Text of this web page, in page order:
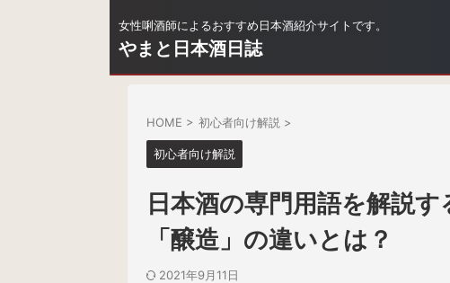
女性唎酒師によるおすすめ日本酒紹介サイトです。
やまと日本酒日誌
HOME > 初心者向け解説 >
初心者向け解説
日本酒の専門用語を解説す
「醸造」の違いとは？
2021年9月11日